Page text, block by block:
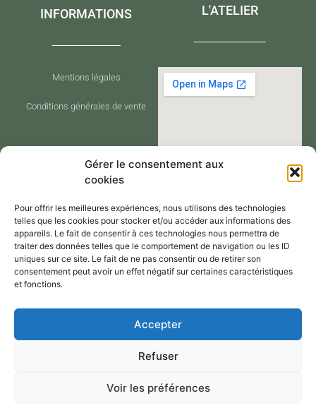
Gérer le consentement aux
cookies
Pour offrir les meilleures expériences, nous utilisons des technologies
telles que les cookies pour stocker et/ou accéder aux informations des
appareils. Le fait de consentir à ces technologies nous permettra de
traiter des données telles que le comportement de navigation ou les ID
uniques sur ce site. Le fait de ne pas consentir ou de retirer son
consentement peut avoir un effet négatif sur certaines caractéristiques
et fonctions.
Accepter
Refuser
Voir les préférences
INFORMATIONS
Mentions légales
Conditions générales de vente
L'ATELIER
CONTACT
Par mail : atelier@annejerome.fr